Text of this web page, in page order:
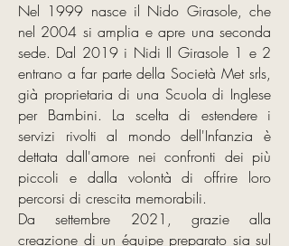
Nel 1999 nasce il Nido Girasole, che
nel 2004 si amplia e apre una seconda
sede. Dal 2019 i Nidi Il Girasole 1 e 2
entrano a far parte della Società Met srls,
già proprietaria di una Scuola di Inglese
per Bambini. La scelta di estendere i
servizi rivolti al mondo dell'Infanzia è
dettata dall'amore nei confronti dei più
piccoli e dalla volontà di offrire loro
percorsi di crescita memorabili.
Da settembre 2021, grazie alla
creazione di un équipe preparato sia sul